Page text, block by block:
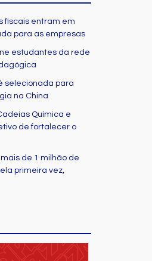
fiscais entram em
para as empresas
estudantes da rede
selecionada para
na China
Química e
de fortalecer o
de 1 milhão de
primeira vez,